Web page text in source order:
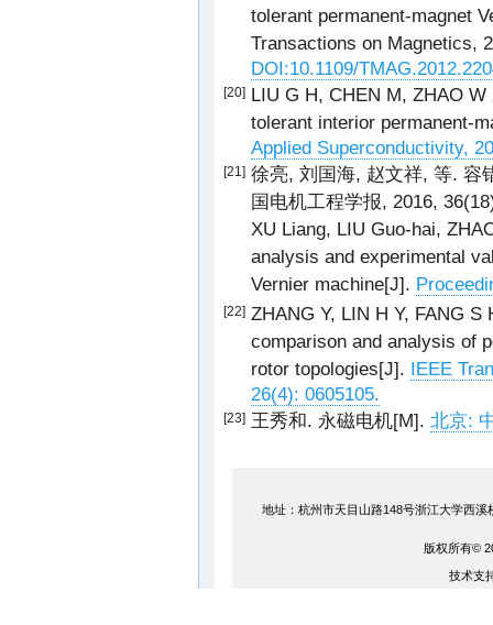
tolerant permanent-magnet
Transactions on Magnetics,
DOI:10.1109/
[20] LIU G H, CHEN M, ZHAO
tolerant interior permanent-
Applied Superconductivity,
[21] 徐亮, 刘国海, 赵文祥, 等. 容
国电机工程学报, 2016,
XU Liang, LIU Guo-hai,
analysis and experimental
Vernier machine[J].
[22] ZHANG Y, LIN H Y, FANG
comparison and analysis of
rotor topologies[J]. IEEE
26(4): 0605105.
[23] 王秀和. 永磁电机[M]. 北京: